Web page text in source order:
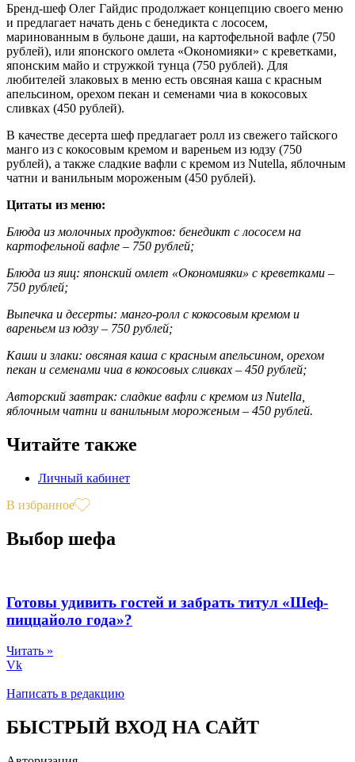
Бренд-шеф Олег Гайдис продолжает концепцию своего меню
и предлагает начать день с бенедикта с лососем,
маринованным в бульоне даши, на картофельной вафле (750
рублей), или японского омлета «Окономияки» с креветками,
японским майо и стружкой тунца (750 рублей). Для
любителей злаковых в меню есть овсяная каша с красным
апельсином, орехом пекан и семенами чиа в кокосовых
сливках (450 рублей).
В качестве десерта шеф предлагает ролл из свежего тайского
манго из с кокосовым кремом и вареньем из юдзу (750
рублей), а также сладкие вафли с кремом из Nutella, яблочным
чатни и ванильным мороженым (450 рублей).
Цитаты из меню:
Блюда из молочных продуктов: бенедикт с лососем на
картофельной вафле – 750 рублей;
Блюда из яиц: японский омлет «Окономияки» с креветками –
750 рублей;
Выпечка и десерты: манго-ролл с кокосовым кремом и
вареньем из юдзу – 750 рублей;
Каши и злаки: овсяная каша с красным апельсином, орехом
пекан и семенами чиа в кокосовых сливках – 450 рублей;
Авторский завтрак: сладкие вафли с кремом из Nutella,
яблочным чатни и ванильным мороженым – 450 рублей.
Читайте также
Личный кабинет
В избранное
Выбор шефа
Готовы удивить гостей и забрать титул «Шеф-
пиццайоло года»?
Читать »
Vk
Написать в редакцию
БЫСТРЫЙ ВХОД НА САЙТ